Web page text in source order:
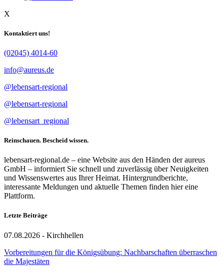
X
Kontaktiert uns!
(02045) 4014-60
info@aureus.de
@lebensart-regional
@lebensart-regional
@lebensart_regional
Reinschauen. Bescheid wissen.
lebensart-regional.de – eine Website aus den Händen der aureus
GmbH – informiert Sie schnell und zuverlässig über Neuigkeiten
und Wissenswertes aus Ihrer Heimat. Hintergrundberichte,
interessante Meldungen und aktuelle Themen finden hier eine
Plattform.
Letzte Beiträge
07.08.2026 - Kirchhellen
Vorbereitungen für die Königsübung: Nachbarschaften überraschen
die Majestäten